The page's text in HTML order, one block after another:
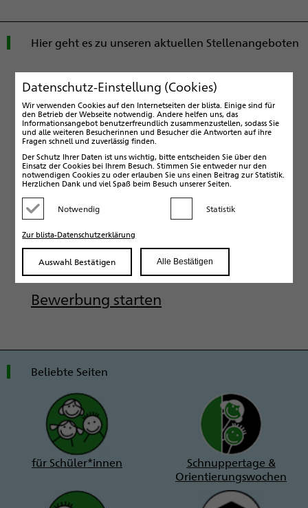
a
v
g
a
t
i
o
n
Hier geht es zu unseren aktuellen Stellenangeboten
Bewerbung starten
Beliebte Seiten
für Schüler*innen
Schnuppertage &
Orientierungswochen
Datenschutz-Einstellung (Cookies)
Wir verwenden Cookies auf den Internetseiten der blista. Einige sind für
den Betrieb der Webseite notwendig. Andere helfen uns, das
Informationsangebot benutzerfreundlich zusammenzustellen, sodass Sie
und alle weiteren Besucherinnen und Besucher die Antworten auf ihre
Fragen schnell und zuverlässig finden.
Der Schutz Ihrer Daten ist uns wichtig, bitte entscheiden Sie über den
Einsatz der Cookies bei Ihrem Besuch. Stimmen Sie entweder nur den
notwendigen Cookies zu oder erlauben Sie uns einen Beitrag zur Statistik.
Herzlichen Dank und viel Spaß beim Besuch unserer Seiten.
Notwendig Statistik
Zur blista-Datenschutzerklärung
Auswahl Bestätigen Alle Bestätigen